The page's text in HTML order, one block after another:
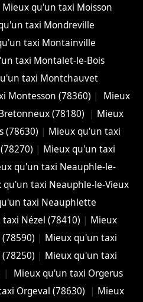
Mieux qu'un taxi Moisson
taxi Mondreville
taxi Montainville
taxi Montalet-le-Bois
taxi Montchauvet
Montesson (78360) |
Mieux
(78180)
| Mieux
(78630) | Mieux qu'un taxi
| Mieux qu'un taxi
qu'un taxi Neauphle-le-
qu'un taxi Neauphle-le-Vieux
taxi Neauphlette
Nézel (78410) | Mieux
| Mieux qu'un taxi
| Mieux qu'un taxi
|
Mieux qu'un taxi Orgerus
Orgeval (78630) | Mieux